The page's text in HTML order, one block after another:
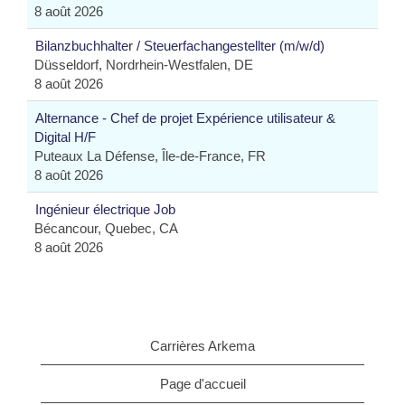
8 août 2026
Bilanzbuchhalter / Steuerfachangestellter (m/w/d)
Düsseldorf, Nordrhein-Westfalen, DE
8 août 2026
Alternance - Chef de projet Expérience utilisateur &
Digital H/F
Puteaux La Défense, Île-de-France, FR
8 août 2026
Ingénieur électrique Job
Bécancour, Quebec, CA
8 août 2026
Carrières Arkema
Page d'accueil